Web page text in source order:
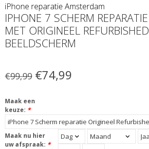
iPhone reparatie Amsterdam
IPHONE 7 SCHERM REPARATIE
MET ORIGINEEL REFURBISHED
BEELDSCHERM
€99,99 €74,99
Maak een
keuze: *
Maak nu hier
uw afspraak: *